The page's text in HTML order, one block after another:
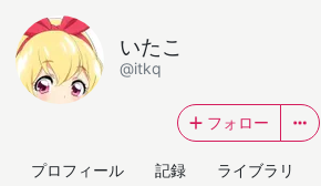
いたこ
@itkq
フォロー
プロフィール 記録 ライブラリ